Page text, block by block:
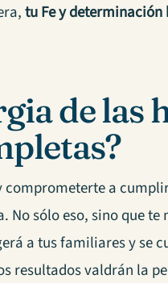
tu Fe y
de las
comprometerte a
No sólo eso, sino que te
a tus familiares y se
resultados valdrán la